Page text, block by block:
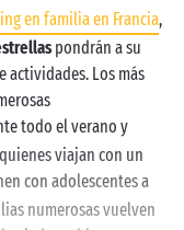
ambientes
encamping premium
y buscar el frescor
el
hecho para usted. En
Francia, Sandaya le
en familia en Francia,
pondrán a su
actividades. Los más
todo el verano y
viajan con un
con adolescentes a
numerosas vuelven